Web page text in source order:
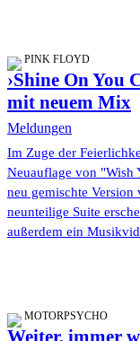
PINK FLOYD
›Shine On You
mit neuem Mix
Meldungen
Im Zuge der
Neuauflage von "Wish
neu gemischte Version
neunteilige Suite
außerdem ein
MOTORPSYCHO